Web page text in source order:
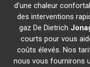
d'une chaleur
des interventions
gaz De Dietrich
courts pour vous
coûts élevés. Nos
nous vous fournirons